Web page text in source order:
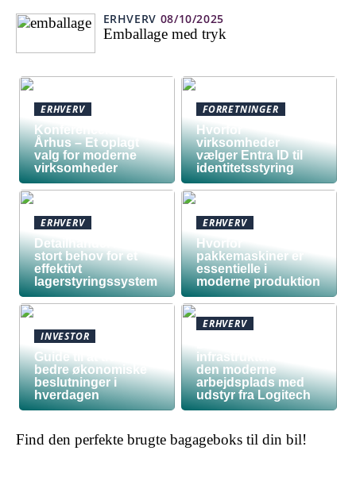
ERHVERV 08/10/2025
Emballage med tryk
ERHVERV
Konferencelokaler
Århus – Et oplagt
valg for moderne
virksomheder
FORRETNINGER
Hvorfor
virksomheder
vælger Entra ID til
identitetsstyring
ERHVERV
Detailhandel har
stort behov for et
effektivt
lagerstyringssystem
ERHVERV
Hvorfor
pakkemaskiner er
essentielle i
moderne produktion
INVESTOR
Guide til at træffe
bedre økonomiske
beslutninger i
hverdagen
ERHVERV
infrastruktur bag
den moderne
arbejdsplads med
udstyr fra Logitech
Find den perfekte brugte bagageboks til din bil!